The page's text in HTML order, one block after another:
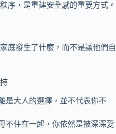
序，是重建安全感的重要方式。
庭發生了什麼，而不是讓他們自
是大人的選擇，並不代表你不
不住在一起，你依然是被深深愛